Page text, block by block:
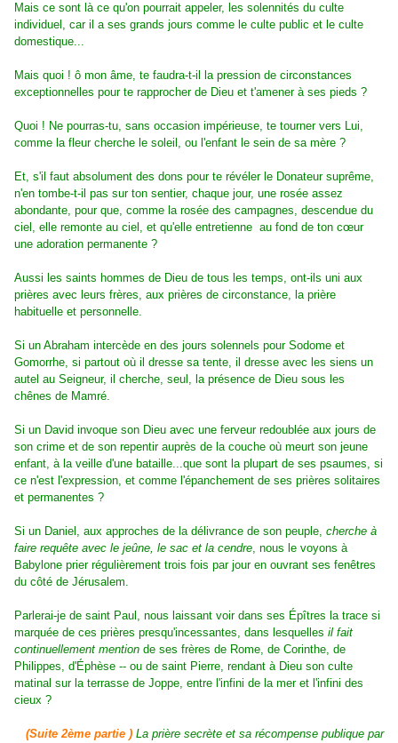
Mais ce sont là ce qu'on pourrait appeler, les solennités du culte
individuel, car il a ses grands jours comme le culte public et le culte
domestique...
Mais quoi ! ô mon âme, te faudra-t-il la pression de circonstances
exceptionnelles pour te rapprocher de Dieu et t'amener à ses pieds ?
Quoi ! Ne pourras-tu, sans occasion impérieuse, te tourner vers Lui,
comme la fleur cherche le soleil, ou l'enfant le sein de sa mère ?
Et, s'il faut absolument des dons pour te révéler le Donateur suprême,
n'en tombe-t-il pas sur ton sentier, chaque jour, une rosée assez
abondante, pour que, comme la rosée des campagnes, descendue du
ciel, elle remonte au ciel, et qu'elle entretienne au fond de ton cœur
une adoration permanente ?
Aussi les saints hommes de Dieu de tous les temps, ont-ils uni aux
prières avec leurs frères, aux prières de circonstance, la prière
habituelle et personnelle.
Si un Abraham intercède en des jours solennels pour Sodome et
Gomorrhe, si partout où il dresse sa tente, il dresse avec les siens un
autel au Seigneur, il cherche, seul, la présence de Dieu sous les
chênes de Mamré.
Si un David invoque son Dieu avec une ferveur redoublée aux jours de
son crime et de son repentir auprès de la couche où meurt son jeune
enfant, à la veille d'une bataille...que sont la plupart de ses psaumes, si
ce n'est l'expression, et comme l'épanchement de ses prières solitaires
et permanentes ?
Si un Daniel, aux approches de la délivrance de son peuple, cherche à
faire requête avec le jeûne, le sac et la cendre, nous le voyons à
Babylone prier régulièrement trois fois par jour en ouvrant ses fenêtres
du côté de Jérusalem.
Parlerai-je de saint Paul, nous laissant voir dans ses Épîtres la trace si
marquée de ces prières presqu'incessantes, dans lesquelles il fait
continuellement mention de ses frères de Rome, de Corinthe, de
Philippes, d'Éphèse -- ou de saint Pierre, rendant à Dieu son culte
matinal sur la terrasse de Joppe, entre l'infini de la mer et l'infini des
cieux ?
(Suite 2ème partie ) La prière secrète et sa récompense publique par